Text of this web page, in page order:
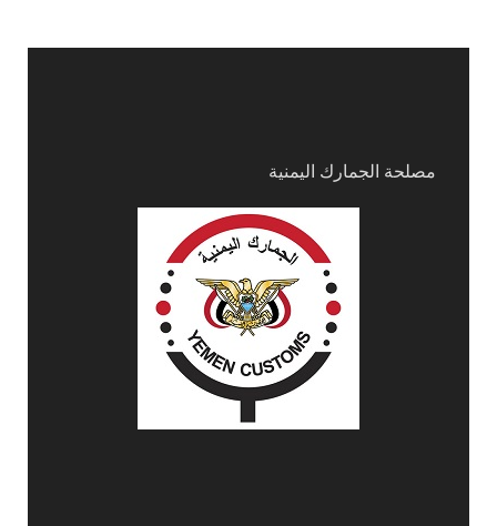
مصلحة الجمارك اليمنية